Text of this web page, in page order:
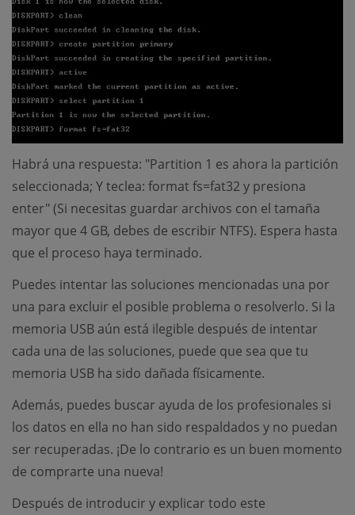
Habrá una respuesta: "Partition 1 es ahora la partición
seleccionada; Y teclea: format fs=fat32 y presiona
enter" (Si necesitas guardar archivos con el tamaña
mayor que 4 GB, debes de escribir NTFS). Espera hasta
que el proceso haya terminado.
Puedes intentar las soluciones mencionadas una por
una para excluir el posible problema o resolverlo. Si la
memoria USB aún está ilegible después de intentar
cada una de las soluciones, puede que sea que tu
memoria USB ha sido dañada físicamente.
Además, puedes buscar ayuda de los profesionales si
los datos en ella no han sido respaldados y no puedan
ser recuperadas. ¡De lo contrario es un buen momento
de comprarte una nueva!
Después de introducir y explicar todo este